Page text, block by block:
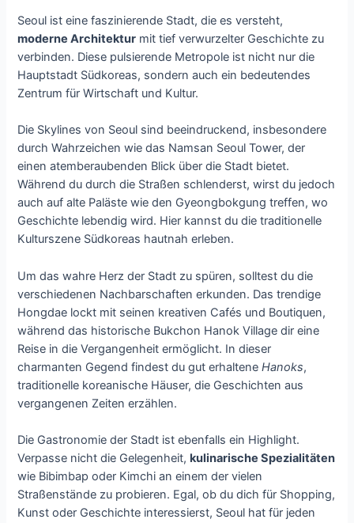
Seoul ist eine faszinierende Stadt, die es versteht,
moderne Architektur mit tief verwurzelter Geschichte zu
verbinden. Diese pulsierende Metropole ist nicht nur die
Hauptstadt Südkoreas, sondern auch ein bedeutendes
Zentrum für Wirtschaft und Kultur.
Die Skylines von Seoul sind beeindruckend, insbesondere
durch Wahrzeichen wie das Namsan Seoul Tower, der
einen atemberaubenden Blick über die Stadt bietet.
Während du durch die Straßen schlenderst, wirst du jedoch
auch auf alte Paläste wie den Gyeongbokgung treffen, wo
Geschichte lebendig wird. Hier kannst du die traditionelle
Kulturszene Südkoreas hautnah erleben.
Um das wahre Herz der Stadt zu spüren, solltest du die
verschiedenen Nachbarschaften erkunden. Das trendige
Hongdae lockt mit seinen kreativen Cafés und Boutiquen,
während das historische Bukchon Hanok Village dir eine
Reise in die Vergangenheit ermöglicht. In dieser
charmanten Gegend findest du gut erhalteneHanoks,
traditionelle koreanische Häuser, die Geschichten aus
vergangenen Zeiten erzählen.
Die Gastronomie der Stadt ist ebenfalls ein Highlight.
Verpasse nicht die Gelegenheit,kulinarische Spezialitäten
wie Bibimbap oder Kimchi an einem der vielen
Straßenstände zu probieren. Egal, ob du dich für Shopping,
Kunst oder Geschichte interessierst, Seoul hat für jeden